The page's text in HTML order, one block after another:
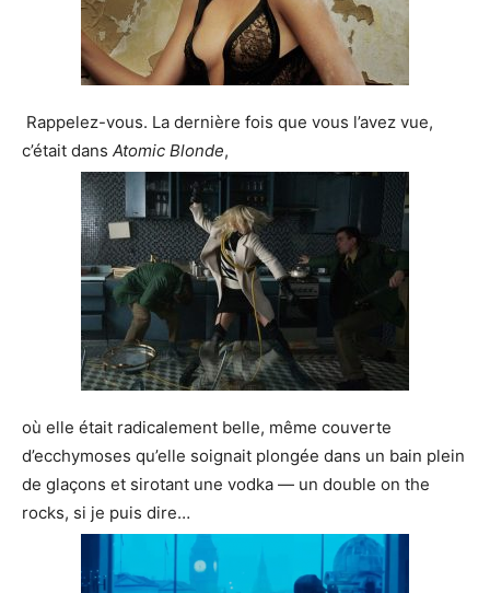
Rappelez-vous. La dernière fois que vous l’avez vue,
c’était dans Atomic Blonde,
où elle était radicalement belle, même couverte
d’ecchymoses qu’elle soignait plongée dans un bain plein
de glaçons et sirotant une vodka — un double on the
rocks, si je puis dire…